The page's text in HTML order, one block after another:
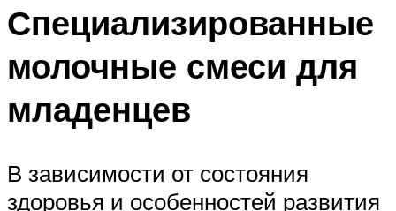
Специализированные
молочные смеси для
младенцев
В зависимости от состояния
здоровья и особенностей развития